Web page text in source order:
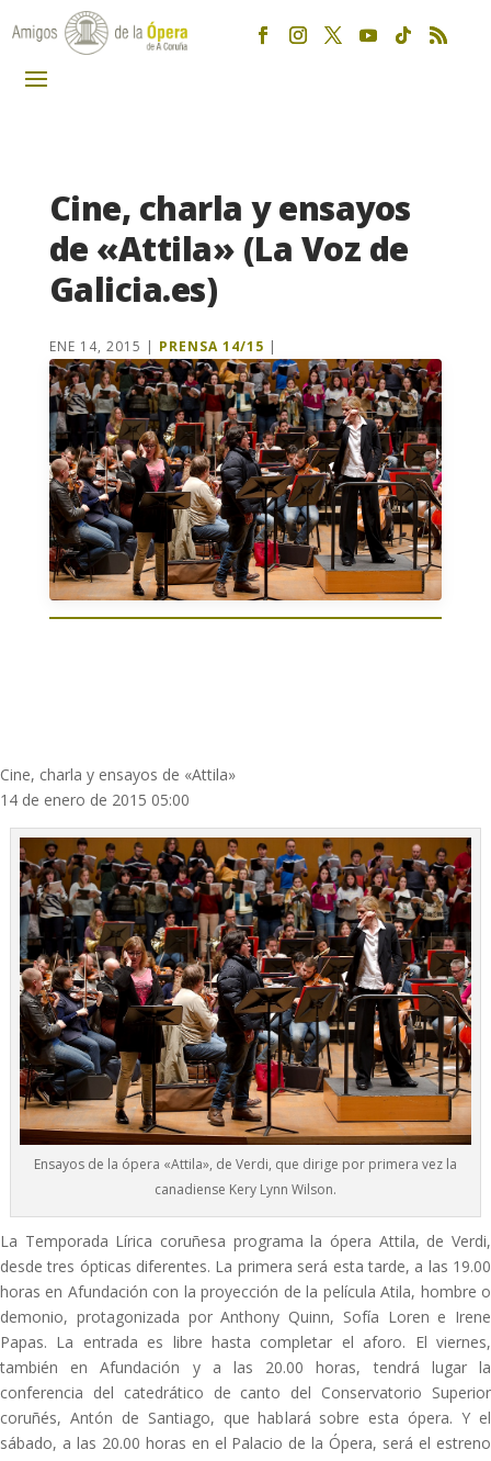
Cine, charla y ensayos
de «Attila» (La Voz de
Galicia.es)
ENE 14, 2015 | PRENSA 14/15 |
Cine, charla y ensayos de «Attila»
14 de enero de 2015 05:00
Ensayos de la ópera «Attila», de Verdi, que dirige por primera vez la
canadiense Kery Lynn Wilson.
La Temporada Lírica coruñesa programa la ópera Attila, de Verdi,
desde tres ópticas diferentes. La primera será esta tarde, a las 19.00
horas en Afundación con la proyección de la película Atila, hombre o
demonio, protagonizada por Anthony Quinn, Sofía Loren e Irene
Papas. La entrada es libre hasta completar el aforo. El viernes,
también en Afundación y a las 20.00 horas, tendrá lugar la
conferencia del catedrático de canto del Conservatorio Superior
coruñés, Antón de Santiago, que hablará sobre esta ópera. Y el
sábado, a las 20.00 horas en el Palacio de la Ópera, será el estreno